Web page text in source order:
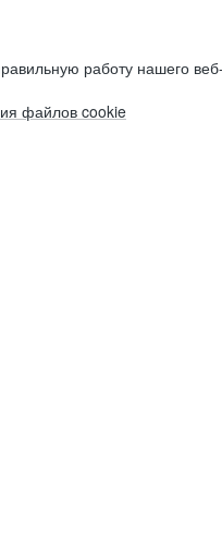
работу нашего
файлов cookie